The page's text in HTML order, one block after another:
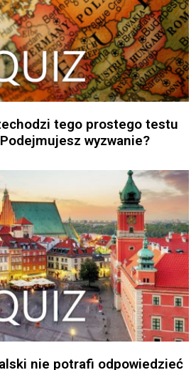
tego prostego testu
wyzwanie?
nie potrafi odpowiedzieć